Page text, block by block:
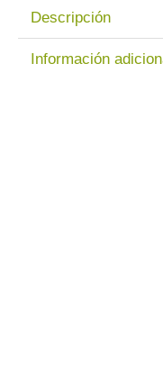
Descripción
Información